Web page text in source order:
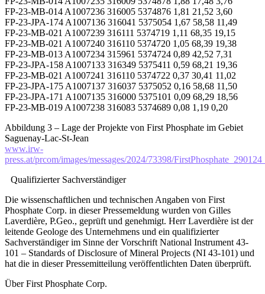
FP-23-MB-014 A1007236 316005 5374876 1,81 21,52 3,60
FP-23-JPA-174 A1007136 316041 5375054 1,67 58,58 11,49
FP-23-MB-021 A1007239 316111 5374719 1,11 68,35 19,15
FP-23-MB-021 A1007240 316110 5374720 1,05 68,39 19,38
FP-23-MB-013 A1007234 315961 5374724 0,89 42,52 7,31
FP-23-JPA-158 A1007133 316349 5375411 0,59 68,21 19,36
FP-23-MB-021 A1007241 316110 5374722 0,37 30,41 11,02
FP-23-JPA-175 A1007137 316037 5375052 0,16 58,68 11,50
FP-23-JPA-171 A1007135 316000 5375101 0,09 68,29 18,56
FP-23-MB-019 A1007238 316083 5374689 0,08 1,19 0,20
Abbildung 3 – Lage der Projekte von First Phosphate im Gebiet
Saguenay-Lac-St-Jean
www.irw-
press.at/prcom/images/messages/2024/73398/
Qualifizierter Sachverständiger
Die wissenschaftlichen und technischen Angaben von First
Phosphate Corp. in dieser Pressemeldung wurden von Gilles
Laverdière, P.Geo., geprüft und genehmigt. Herr Laverdière ist der
leitende Geologe des Unternehmens und ein qualifizierter
Sachverständiger im Sinne der Vorschrift National Instrument 43-
101 – Standards of Disclosure of Mineral Projects (NI 43-101) und
hat die in dieser Pressemitteilung veröffentlichten Daten überprüft.
Über First Phosphate Corp.